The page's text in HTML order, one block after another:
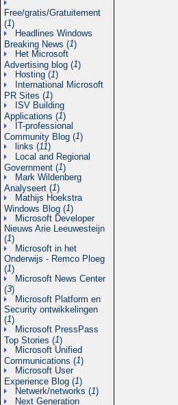
Free/gratis/Gratuitement
(1)
Headlines Windows
Breaking News (1)
Het Microsoft
Advertising blog (1)
Hosting (1)
International Microsoft
PR Sites (1)
ISV Building
Applications (1)
IT-professional
Community Blog (1)
links (11)
Local and Regional
Government (1)
Mark Wildenberg
Analyseert (1)
Mathijs Hoekstra
Windows Blog (1)
Microsoft Developer
Nieuws Arie Leeuwesteijn
(1)
Microsoft in het
Onderwijs - Remco Ploeg
(1)
Microsoft News Center
(3)
Microsoft Platform en
Security ontwikkelingen
(1)
Microsoft PressPass
Top Stories (1)
Microsoft Unified
Communications (1)
Microsoft User
Experience Blog (1)
Netwerk/networks (1)
Next Generation